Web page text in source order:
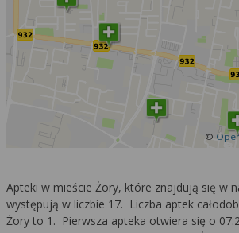
©
Apteki w mieście Żory, które znajdują się w
występują w liczbie 17. Liczba aptek
Żory to 1. Pierwsza apteka otwiera się o